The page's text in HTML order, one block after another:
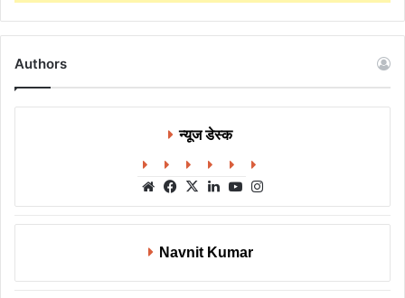
Authors
न्यूज डेस्क
WebsiteFacebook
X LinkedInYouTube
Navnit Kumar